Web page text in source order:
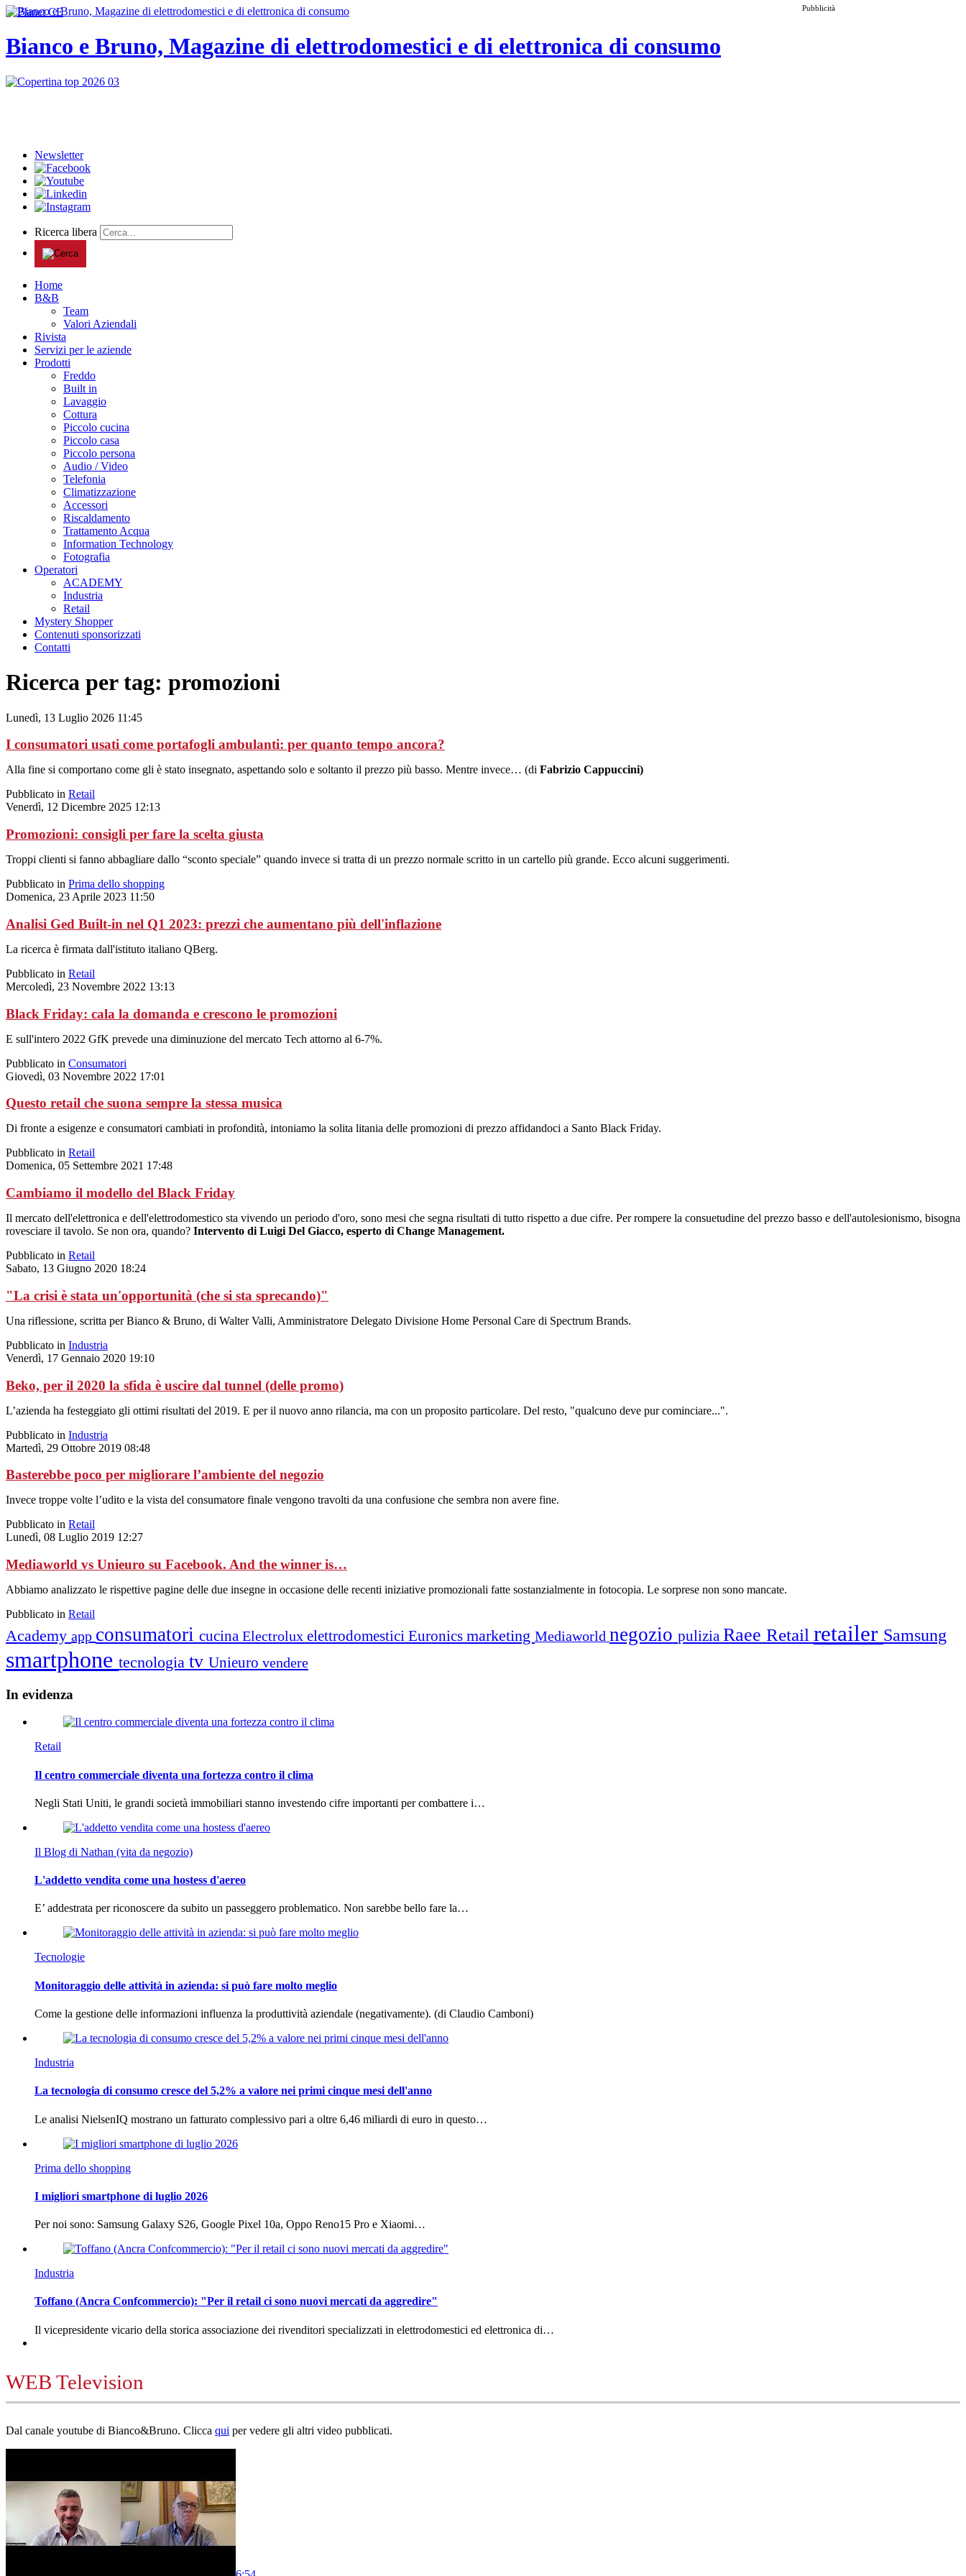
Pubblicità
Bianco e Bruno, Magazine di elettrodomestici e di elettronica di consumo
Newsletter
Ricerca libera
Home
B&B
Team
Valori Aziendali
Rivista
Servizi per le aziende
Prodotti
Freddo
Built in
Lavaggio
Cottura
Piccolo cucina
Piccolo casa
Piccolo persona
Audio / Video
Telefonia
Climatizzazione
Accessori
Riscaldamento
Trattamento Acqua
Information Technology
Fotografia
Operatori
ACADEMY
Industria
Retail
Mystery Shopper
Contenuti sponsorizzati
Contatti
Ricerca per tag: promozioni
Lunedì, 13 Luglio 2026 11:45
I consumatori usati come portafogli ambulanti: per quanto tempo ancora?
Alla fine si comportano come gli è stato insegnato, aspettando solo e soltanto il prezzo più basso. Mentre invece… (di Fabrizio Cappuccini)
Pubblicato in Retail
Venerdì, 12 Dicembre 2025 12:13
Promozioni: consigli per fare la scelta giusta
Troppi clienti si fanno abbagliare dallo “sconto speciale” quando invece si tratta di un prezzo normale scritto in un cartello più grande. Ecco alcuni suggerimenti.
Pubblicato in Prima dello shopping
Domenica, 23 Aprile 2023 11:50
Analisi Ged Built-in nel Q1 2023: prezzi che aumentano più dell'inflazione
La ricerca è firmata dall'istituto italiano QBerg.
Pubblicato in Retail
Mercoledì, 23 Novembre 2022 13:13
Black Friday: cala la domanda e crescono le promozioni
E sull'intero 2022 GfK prevede una diminuzione del mercato Tech attorno al 6-7%.
Pubblicato in Consumatori
Giovedì, 03 Novembre 2022 17:01
Questo retail che suona sempre la stessa musica
Di fronte a esigenze e consumatori cambiati in profondità, intoniamo la solita litania delle promozioni di prezzo affidandoci a Santo Black Friday.
Pubblicato in Retail
Domenica, 05 Settembre 2021 17:48
Cambiamo il modello del Black Friday
Il mercato dell'elettronica e dell'elettrodomestico sta vivendo un periodo d'oro, sono mesi che segna risultati di tutto rispetto a due cifre. Per rompere la consuetudine del prezzo basso e dell'autolesionismo, bisogna
rovesciare il tavolo. Se non ora, quando? Intervento di Luigi Del Giacco, esperto di Change Management.
Pubblicato in Retail
Sabato, 13 Giugno 2020 18:24
"La crisi è stata un'opportunità (che si sta sprecando)"
Una riflessione, scritta per Bianco & Bruno, di Walter Valli, Amministratore Delegato Divisione Home Personal Care di Spectrum Brands.
Pubblicato in Industria
Venerdì, 17 Gennaio 2020 19:10
Beko, per il 2020 la sfida è uscire dal tunnel (delle promo)
L’azienda ha festeggiato gli ottimi risultati del 2019. E per il nuovo anno rilancia, ma con un proposito particolare. Del resto, "qualcuno deve pur cominciare...".
Pubblicato in Industria
Martedì, 29 Ottobre 2019 08:48
Basterebbe poco per migliorare l’ambiente del negozio
Invece troppe volte l’udito e la vista del consumatore finale vengono travolti da una confusione che sembra non avere fine.
Pubblicato in Retail
Lunedì, 08 Luglio 2019 12:27
Mediaworld vs Unieuro su Facebook. And the winner is…
Abbiamo analizzato le rispettive pagine delle due insegne in occasione delle recenti iniziative promozionali fatte sostanzialmente in fotocopia. Le sorprese non sono mancate.
Pubblicato in Retail
Academy app consumatori cucina Electrolux elettrodomestici Euronics marketing Mediaworld negozio pulizia Raee Retail retailer Samsung
smartphone tecnologia tv Unieuro vendere
In evidenza
Retail
Il centro commerciale diventa una fortezza contro il clima
Negli Stati Uniti, le grandi società immobiliari stanno investendo cifre importanti per combattere i…
Il Blog di Nathan (vita da negozio)
L'addetto vendita come una hostess d'aereo
E’ addestrata per riconoscere da subito un passeggero problematico. Non sarebbe bello fare la…
Tecnologie
Monitoraggio delle attività in azienda: si può fare molto meglio
Come la gestione delle informazioni influenza la produttività aziendale (negativamente). (di Claudio Camboni)
Industria
La tecnologia di consumo cresce del 5,2% a valore nei primi cinque mesi dell'anno
Le analisi NielsenIQ mostrano un fatturato complessivo pari a oltre 6,46 miliardi di euro in questo…
Prima dello shopping
I migliori smartphone di luglio 2026
Per noi sono: Samsung Galaxy S26, Google Pixel 10a, Oppo Reno15 Pro e Xiaomi…
Industria
Toffano (Ancra Confcommercio): "Per il retail ci sono nuovi mercati da aggredire"
Il vicepresidente vicario della storica associazione dei rivenditori specializzati in elettrodomestici ed elettronica di…
WEB Television
Dal canale youtube di Bianco&Bruno. Clicca qui per vedere gli altri video pubblicati.